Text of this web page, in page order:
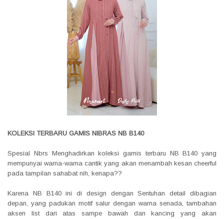
KOLEKSI TERBARU GAMIS NIBRAS NB B140
Spesial Nbrs Menghadirkan koleksi gamis terbaru NB B140 yang
mempunyai warna-warna cantik yang akan menambah kesan cheerful
pada tampilan sahabat nih, kenapa??
Karena NB B140 ini di design dengan Sentuhan detail dibagian
depan, yang padukan motif salur dengan warna senada, tambahan
aksen list dari atas sampe bawah dan kancing yang akan